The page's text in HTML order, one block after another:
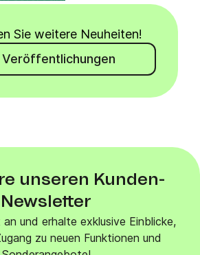
Sie weitere Neuheiten!
Veröffentlichungen
unseren Kunden-
Newsletter
und erhalte exklusive Einblicke,
zu neuen Funktionen und